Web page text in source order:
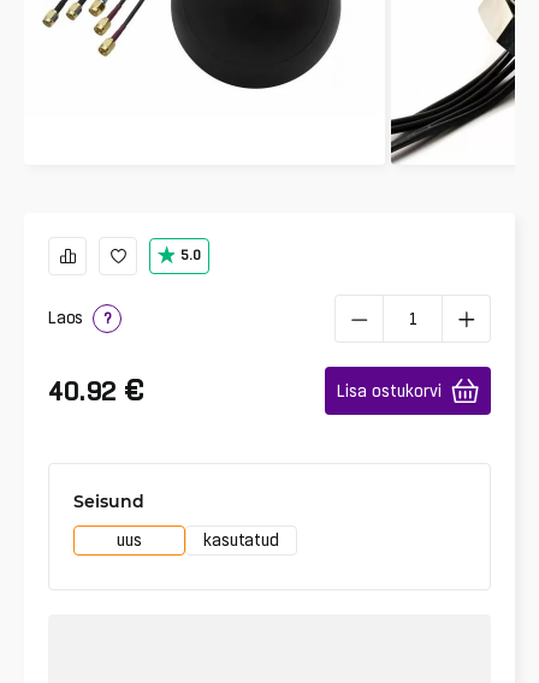
5.0
Laos ?
40.92 € Lisa ostukorvi
Seisund
uus kasutatud